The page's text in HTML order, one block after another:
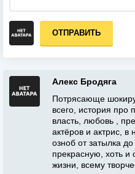
ОТПРАВИТЬ
Алекс Бродяга
Потрясающе
всего, история про
власть, любовь ,
актёров и актрис, в
озноб от затылка
прекрасную, хоть и
жизни, всему